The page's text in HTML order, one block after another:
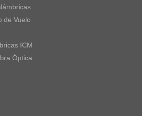
de Vuelo
ICM
Óptica